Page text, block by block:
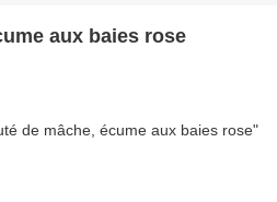
aux baies rose